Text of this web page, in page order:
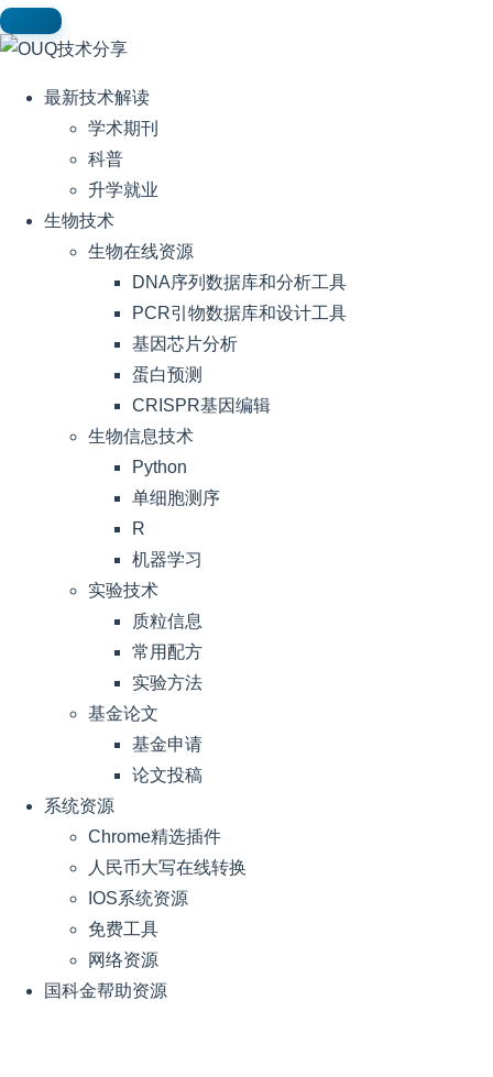
最新技术解读
学术期刊
科普
升学就业
生物技术
生物在线资源
DNA序列数据库和分析工具
PCR引物数据库和设计工具
基因芯片分析
蛋白预测
CRISPR基因编辑
生物信息技术
Python
单细胞测序
R
机器学习
实验技术
质粒信息
常用配方
实验方法
基金论文
基金申请
论文投稿
系统资源
Chrome精选插件
人民币大写在线转换
IOS系统资源
免费工具
网络资源
国科金帮助资源